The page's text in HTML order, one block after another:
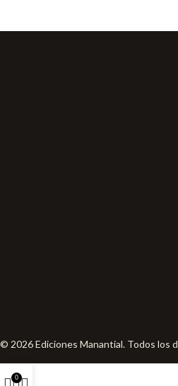
© 2026 Ediciones Manantial. Todos los
0